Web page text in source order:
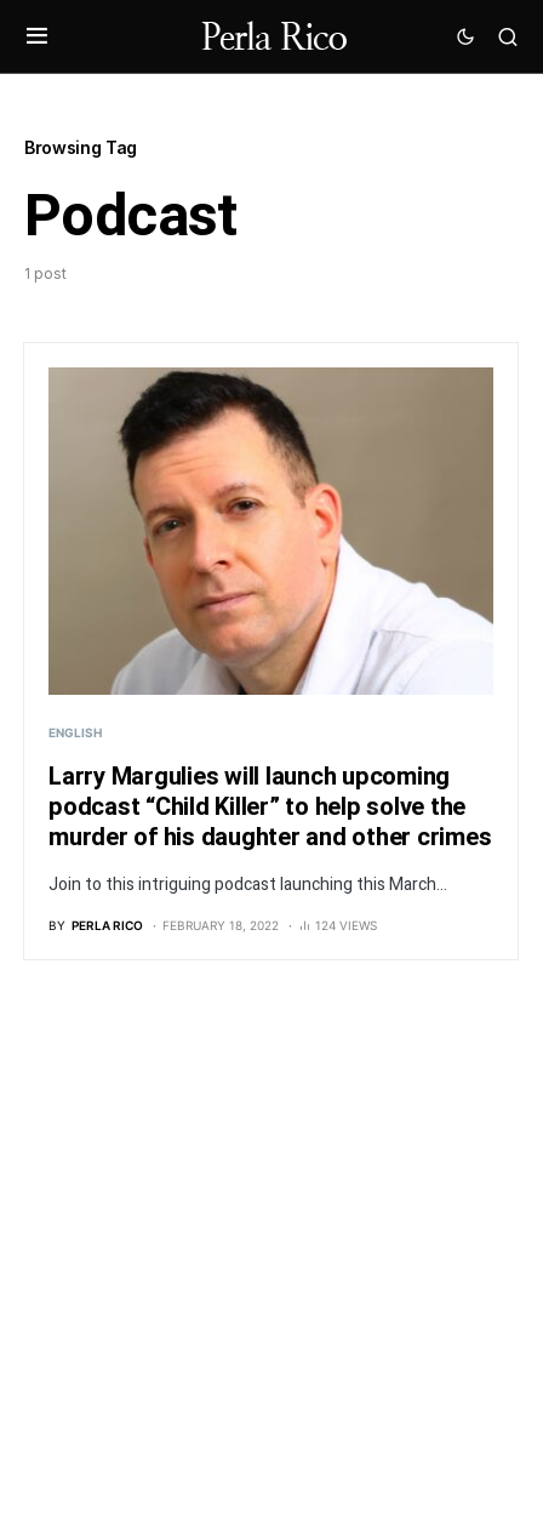
Browsing Tag
Podcast
1 post
ENGLISH
Larry Margulies will launch upcoming
podcast “Child Killer” to help solve the
murder of his daughter and other crimes
Join to this intriguing podcast launching this March...
BY PERLA RICO FEBRUARY 18, 2022 124 VIEWS